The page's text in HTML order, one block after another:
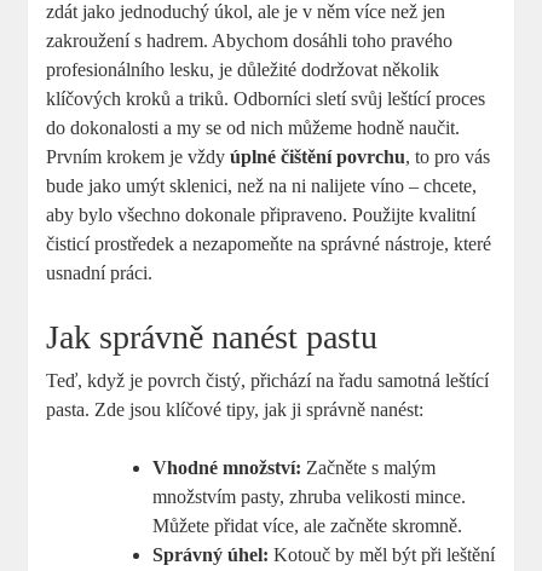
zdát jako jednoduchý úkol, ale je v něm více než jen
zakroužení s hadrem. Abychom dosáhli toho pravého
profesionálního lesku, je důležité dodržovat několik
klíčových kroků a triků. Odborníci sletí svůj leštící proces
do dokonalosti a my se od nich můžeme hodně naučit.
Prvním krokem je vždyúplné čištění povrchu, to pro vás
bude jako umýt sklenici, než na ni nalijete víno – chcete,
aby bylo všechno dokonale připraveno. Použijte kvalitní
čisticí prostředek a nezapomeňte na správné nástroje, které
usnadní práci.
Jak správně nanést pastu
Teď, když je povrch čistý, přichází na řadu samotná leštící
pasta. Zde jsou klíčové tipy, jak ji správně nanést:
Vhodné množství: Začněte s malým
množstvím pasty, zhruba velikosti mince.
Můžete přidat více, ale začněte skromně.
Správný úhel: Kotouč by měl být při leštění